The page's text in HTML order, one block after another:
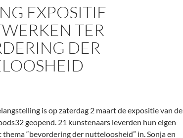
EXPOSITIE
TER
DER
is op zaterdag 2 maart de expositie van de
geopend. 21 kunstenaars leverden hun eigen
“bevordering der nutteloosheid” in. Sonja en